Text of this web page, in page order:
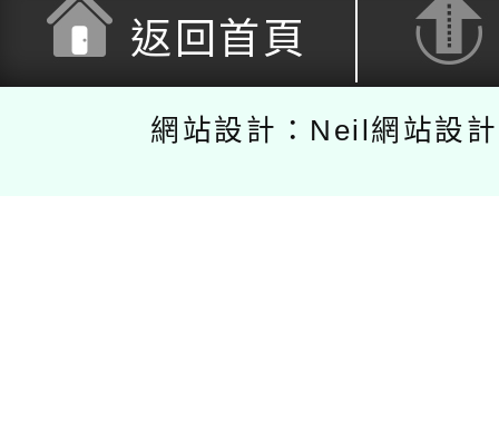
返回首頁
網站設計：Neil網站設